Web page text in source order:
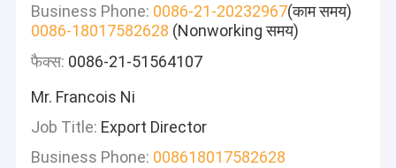
Business Phone: 0086-21-20232967(काम समय)
0086-18017582628 (Nonworking समय)
फैक्स: 0086-21-51564107
Mr. Francois Ni
Job Title: Export Director
Business Phone: 008618017582628